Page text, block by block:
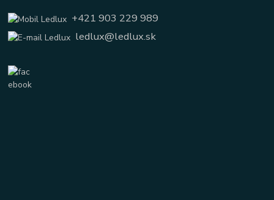
+421 903 229 989
ledlux@ledlux.sk